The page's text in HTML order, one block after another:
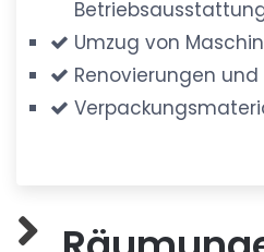
Umzug von
Renovierungen